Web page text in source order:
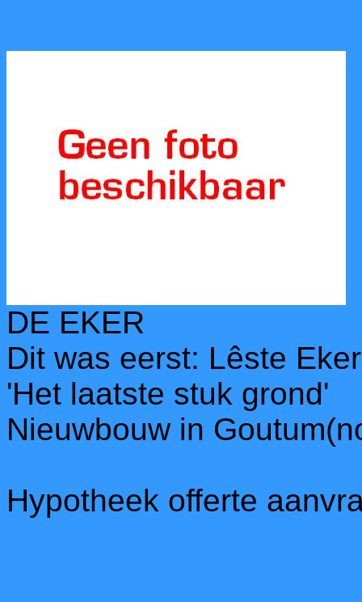
DE EKER
Dit was eerst: Lêste
'Het laatste stuk grond'
Nieuwbouw in
Hypotheek offerte